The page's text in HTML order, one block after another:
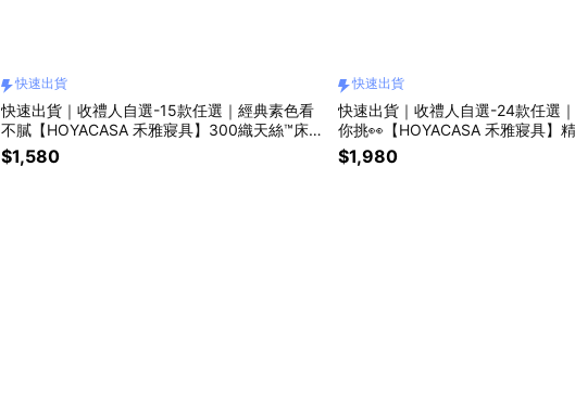
快速出貨
快速出貨｜收禮人自選-15款任選｜經典素色看
不膩【HOYACASA 禾雅寢具】300織天絲™床包
枕套組
$1,580
快速出貨
快速出貨｜收禮人自選-24款任選
你挑👀【HOYACASA 禾雅寢具】
床包組(天絲入棉30%)
$1,980